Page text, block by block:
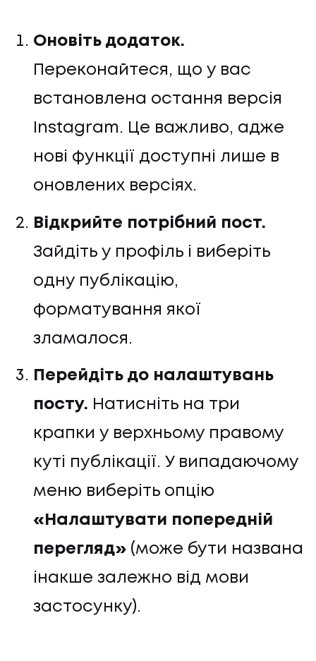
Оновіть додаток.
Переконайтеся, що у вас
встановлена остання версія
Instagram. Це важливо, адже
нові функції доступні лише в
оновлених версіях.
Відкрийте потрібний пост.
Зайдіть у профіль і виберіть
одну публікацію,
форматування якої
зламалося.
Перейдіть до налаштувань
посту. Натисніть на три
крапки у верхньому правому
куті публікації. У випадаючому
меню виберіть опцію
«Налаштувати попередній
перегляд» (може бути названа
інакше залежно від мови
застосунку).